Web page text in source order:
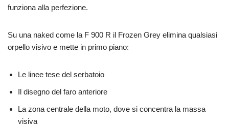
funziona alla perfezione.
Su una naked come la F 900 R il Frozen Grey elimina qualsiasi
orpello visivo e mette in primo piano:
Le linee tese del serbatoio
Il disegno del faro anteriore
La zona centrale della moto, dove si concentra la massa
visiva